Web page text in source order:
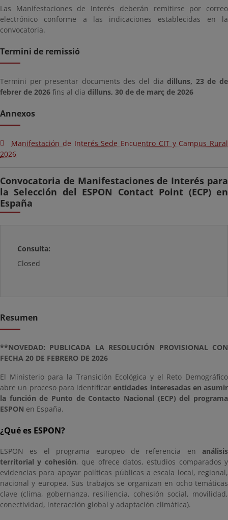
Las Manifestaciones de Interés deberán remitirse por correo
electrónico conforme a las indicaciones establecidas en la
convocatoria.
Termini de remissió
Termini per presentar documents des del diadilluns, 23 de de
febrer de 2026 fins al dia dilluns, 30 de de març de 2026
Annexos
Manifestación de Interés Sede Encuentro CIT y Campus Rural
2026
Convocatoria de Manifestaciones de Interés para
la Selección del ESPON Contact Point (ECP) en
España
Consulta:
Closed
Resumen
**NOVEDAD: PUBLICADA LA RESOLUCIÓN PROVISIONAL CON
FECHA 20 DE FEBRERO DE 2026
El Ministerio para la Transición Ecológica y el Reto Demográfico
abre un proceso para identificarentidades interesadas en asumir
la función de Punto de Contacto Nacional (ECP) del programa
ESPON en España.
¿Qué es ESPON?
ESPON es el programa europeo de referencia en análisis
territorial y cohesión, que ofrece datos, estudios comparados y
evidencias para apoyar políticas públicas a escala local, regional,
nacional y europea. Sus trabajos se organizan en ocho temáticas
clave (clima, gobernanza, resiliencia, cohesión social, movilidad,
conectividad, interacción global y adaptación climática).